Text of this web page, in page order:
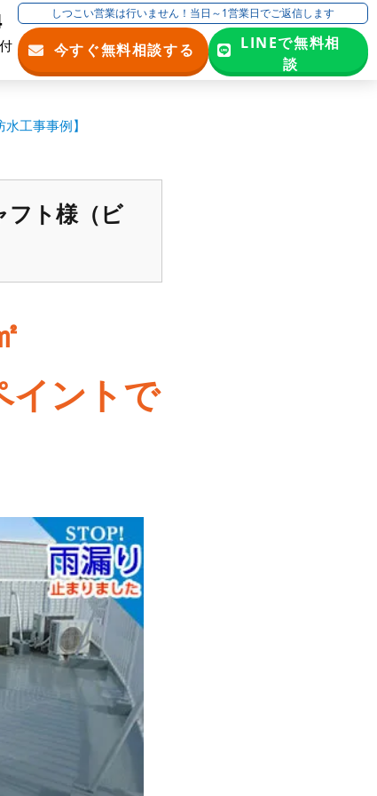
しつこい営業は行いません！当日～1営業日でご返信します
今すぐ無料相談する
LINEで無料相
談
工事事例】
フト様（ビ
イントで